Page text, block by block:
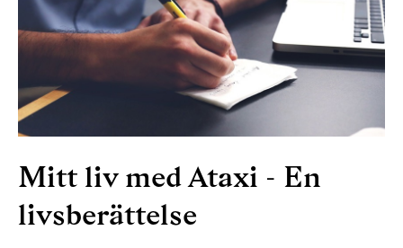
Mitt liv med Ataxi - En
livsberättelse